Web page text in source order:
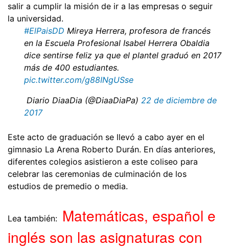
salir a cumplir la misión de ir a las empresas o seguir
la universidad.
#ElPaisDD Mireya Herrera, profesora de francés
en la Escuela Profesional Isabel Herrera Obaldia
dice sentirse feliz ya que el plantel graduó en 2017
más de 400 estudiantes.
pic.twitter.com/g88INgUSse
 Diario DiaaDia (@DiaaDiaPa) 22 de diciembre de
2017
Este acto de graduación se llevó a cabo ayer en el
gimnasio La Arena Roberto Durán. En días anteriores,
diferentes colegios asistieron a este coliseo para
celebrar las ceremonias de culminación de los
estudios de premedio o media.
Lea también: Matemáticas, español e
inglés son las asignaturas con